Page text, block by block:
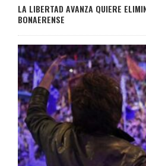
LA LIBERTAD AVANZA QUIERE
BONAERENSE